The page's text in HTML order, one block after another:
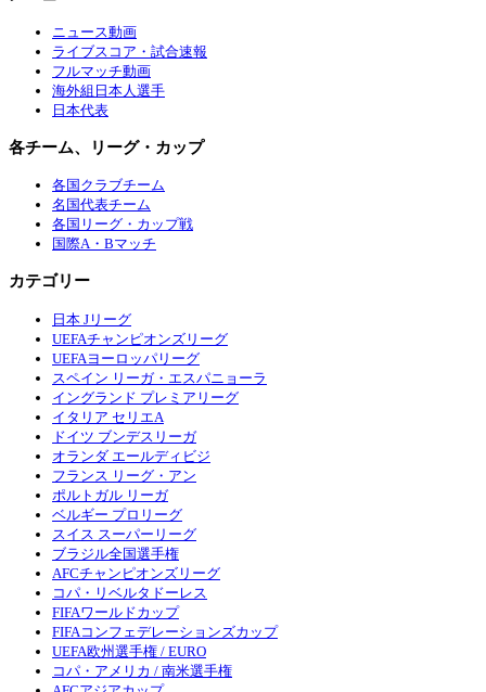
ニュース動画
ライブスコア・試合速報
フルマッチ動画
海外組日本人選手
日本代表
各チーム、リーグ・カップ
各国クラブチーム
名国代表チーム
各国リーグ・カップ戦
国際A・Bマッチ
カテゴリー
日本 Jリーグ
UEFAチャンピオンズリーグ
UEFAヨーロッパリーグ
スペイン リーガ・エスパニョーラ
イングランド プレミアリーグ
イタリア セリエA
ドイツ ブンデスリーガ
オランダ エールディビジ
フランス リーグ・アン
ポルトガル リーガ
ベルギー プロリーグ
スイス スーパーリーグ
ブラジル全国選手権
AFCチャンピオンズリーグ
コパ・リベルタドーレス
FIFAワールドカップ
FIFAコンフェデレーションズカップ
UEFA欧州選手権 / EURO
コパ・アメリカ / 南米選手権